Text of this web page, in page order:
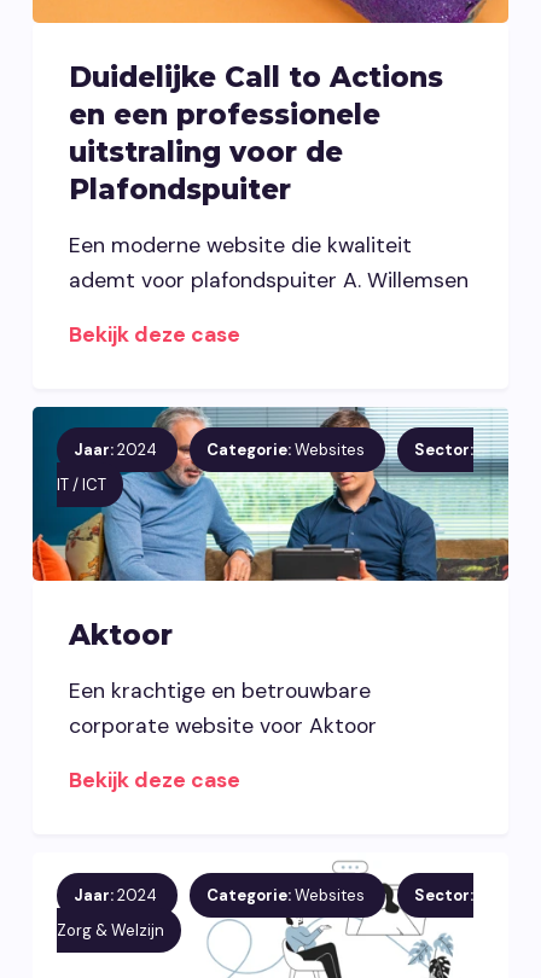
Duidelijke Call to Actions
en een professionele
uitstraling voor de
Plafondspuiter
Een moderne website die kwaliteit
ademt voor plafondspuiter A. Willemsen
Bekijk deze case
Jaar:2024 Categorie:Websites
Sector:
IT / ICT
Aktoor
Een krachtige en betrouwbare
corporate website voor Aktoor
Bekijk deze case
Jaar:2024 Categorie:Websites
Sector:
Zorg & Welzijn